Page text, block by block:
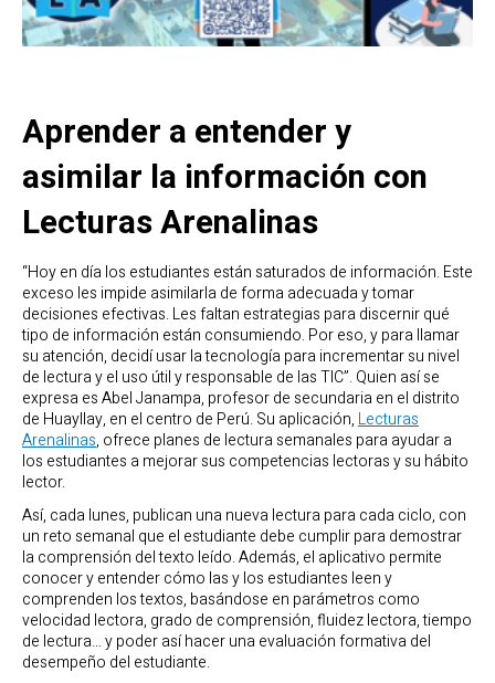
Aprender a entender y
asimilar la información con
Lecturas Arenalinas
“Hoy en día los estudiantes están saturados de información. Este
exceso les impide asimilarla de forma adecuada y tomar
decisiones efectivas. Les faltan estrategias para discernir qué
tipo de información están consumiendo. Por eso, y para llamar
su atención, decidí usar la tecnología para incrementar su nivel
de lectura y el uso útil y responsable de las TIC”. Quien así se
expresa es Abel Janampa, profesor de secundaria en el distrito
de Huayllay, en el centro de Perú. Su aplicación, Lecturas
Arenalinas, ofrece planes de lectura semanales para ayudar a
los estudiantes a mejorar sus competencias lectoras y su hábito
lector.
Así, cada lunes, publican una nueva lectura para cada ciclo, con
un reto semanal que el estudiante debe cumplir para demostrar
la comprensión del texto leído. Además, el aplicativo permite
conocer y entender cómo las y los estudiantes leen y
comprenden los textos, basándose en parámetros como
velocidad lectora, grado de comprensión, fluidez lectora, tiempo
de lectura… y poder así hacer una evaluación formativa del
desempeño del estudiante.